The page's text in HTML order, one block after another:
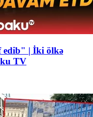
edib" | İki ölkə
TV